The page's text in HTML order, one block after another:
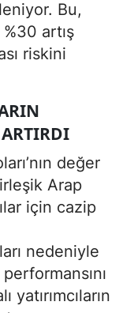
Bu,
artış
riskini
değer
Arap
için cazip
nedeniyle